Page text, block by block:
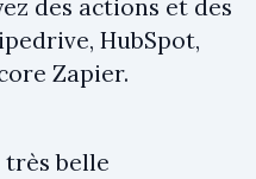
des actions et des
HubSpot,
Zapier.
très belle